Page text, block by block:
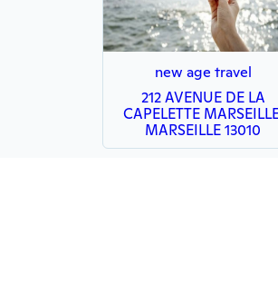
new age travel
212 AVENUE DE LA
CAPELETTE
MARSEILLE 13010